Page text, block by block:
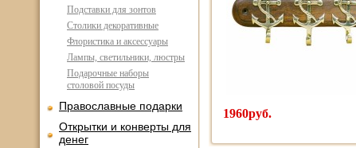
Подставки для зонтов
Столики декоративные
Флористика и аксессуары
Лампы, светильники, люстры
Подарочные наборы
столовой посуды
Православные подарки
Открытки и конверты для
денег
1960руб.